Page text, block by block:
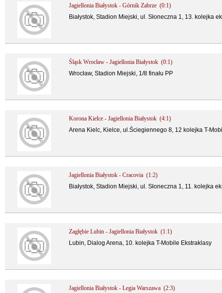
Jagiellonia Białystok - Górnik Zabrze (0:1)
Białystok, Stadion Miejski, ul. Słoneczna 1, 13. kolejka
Śląsk Wrocław - Jagiellonia Białystok (0:1)
Wrocław, Stadion Miejski, 1/8 finału PP
Korona Kielce - Jagiellonia Białystok (4:1)
Arena Kielc, Kielce, ul.Ściegiennego 8, 12 kolejka T-
Jagiellonia Białystok - Cracovia (1:2)
Białystok, Stadion Miejski, ul. Słoneczna 1, 11. kolejka
Zagłębie Lubin - Jagiellonia Białystok (1:1)
Lubin, Dialog Arena, 10. kolejka T-Mobile Ekstraklasy
Jagiellonia Białystok - Legia Warszawa (2:3)